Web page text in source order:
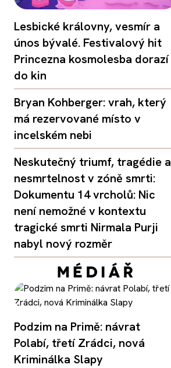
Lesbické královny, vesmír a
únos bývalé. Festivalový hit
Princezna kosmolesba dorazí
do kin
Bryan Kohberger: vrah, který
má rezervované místo v
incelském nebi
Neskutečný triumf, tragédie a
nesmrtelnost v zóně smrti:
Dokumentu 14 vrcholů: Nic
není nemožné v kontextu
tragické smrti Nirmala Purji
nabyl nový rozměr
Podzim na Primě: návrat
Polabí, třetí Zrádci, nová
Kriminálka Slapy